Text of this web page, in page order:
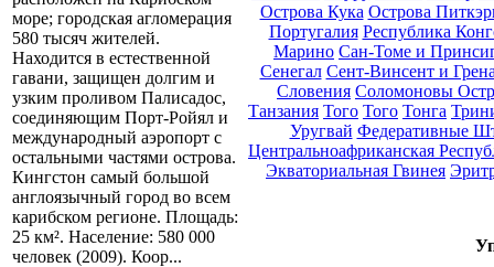
море; городская агломерация
580 тысяч жителей.
Находится в естественной
гавани, защищен долгим и
узким проливом Палисадос,
соединяющим Порт-Ройял и
международный аэропорт с
остальными частями острова.
Кингстон самый большой
англоязычный город во всем
карибском регионе. Площадь:
25 км². Население: 580 000
человек (2009). Коор...
Острова Кука Острова
Португалия Республика
Марино Сан-Томе и
Сенегал Сент-Винсент и
Словения Соломоновы
Танзания Того Того Тонга
Уругвай Федеративные
Центральноафриканская
Экваториальная Гвинея